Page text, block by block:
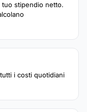
tuo stipendio netto.
i costi quotidiani